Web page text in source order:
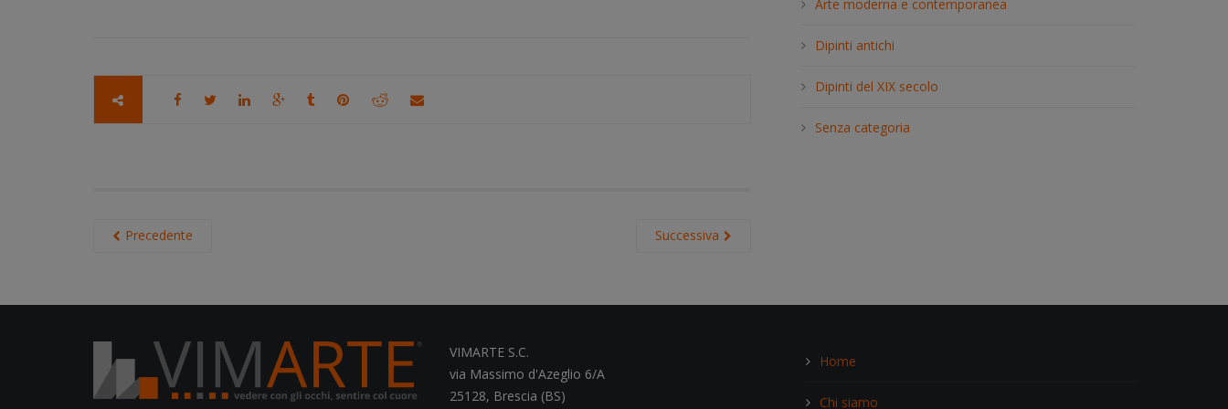
Successiva
Precedente
h
Arte moderna e contemporanea
Dipinti antichi
Dipinti del XIX secolo
Senza categoria
VIMARTE S.C.
via Massimo d'Azeglio 6/A
25128, Brescia (BS)
Home
Chi siamo